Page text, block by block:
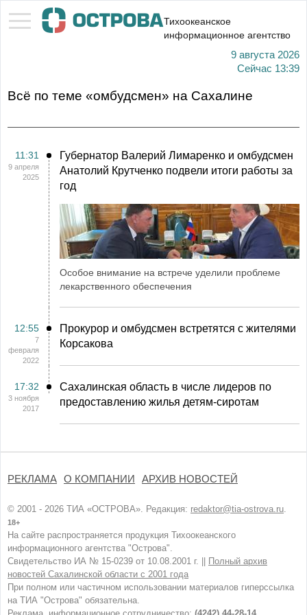
Тихоокеанское
информационное агентство
9 августа 2026
Сейчас 13:39
Всё по теме «омбудсмен» на Сахалине
11:31
9 апреля
2025
Губернатор Валерий Лимаренко и омбудсмен
Анатолий Крутченко подвели итоги работы за
год
Особое внимание на встрече уделили проблеме
лекарственного обеспечения
12:55
7
февраля
2022
Прокурор и омбудсмен встретятся с жителями
Корсакова
17:32
3 ноября
2017
Сахалинская область в числе лидеров по
предоставлению жилья детям-сиротам
РЕКЛАМА О КОМПАНИИ АРХИВ НОВОСТЕЙ
© 2001 - 2026 ТИА «ОСТРОВА». Редакция: redaktor@tia-ostrova.ru.
18+
На сайте распространяется продукция Тихоокеанского
информационного агентства "Острова".
Свидетельство ИА № 15-0239 от 10.08.2001 г. ||
Полный архив
новостей Сахалинской области с 2001 года
При полном или частичном использовании материалов гиперссылка
на ТИА "Острова" обязательна.